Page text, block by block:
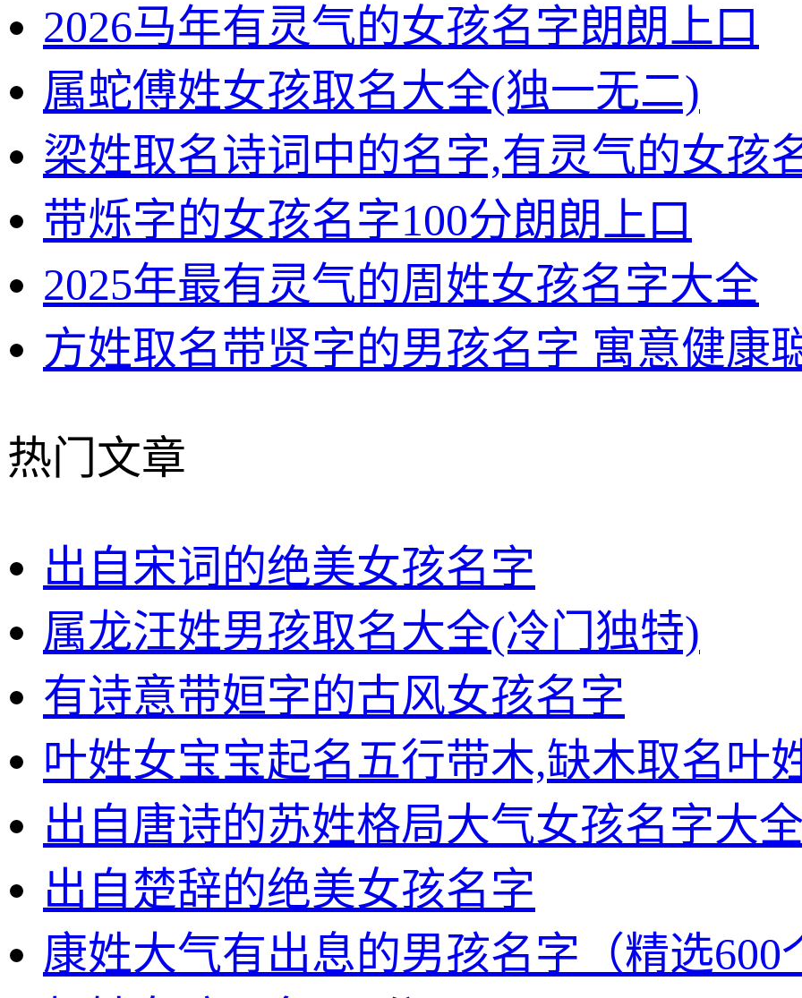
2026马年有灵气的女孩名字朗朗上口
属蛇傅姓女孩取名大全(独一无二)
梁姓取名诗词中的名字,有灵气的女孩
带烁字的女孩名字100分朗朗上口
2025年最有灵气的周姓女孩名字大全
方姓取名带贤字的男孩名字 寓意健康
热门文章
出自宋词的绝美女孩名字
属龙汪姓男孩取名大全(冷门独特)
有诗意带姮字的古风女孩名字
叶姓女宝宝起名五行带木,缺木取名叶
出自唐诗的苏姓格局大气女孩名字大
出自楚辞的绝美女孩名字
康姓大气有出息的男孩名字（精选600